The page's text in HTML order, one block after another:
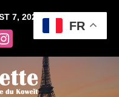
7, 2026
FR